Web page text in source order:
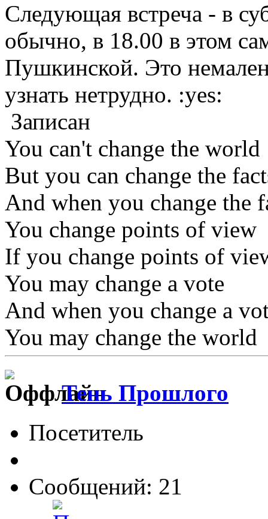
Следующая встреча - в
обычно, в 18.00 в этом
Пушкинской. Это
узнать нетрудно. :yes:
Записан
You can't change the world
But you can change the
And when you change the
You change points of view
If you change points of
You may change a vote
And when you change a
You may change the world
Тень Прошлого
Посетитель
Сообщений: 21